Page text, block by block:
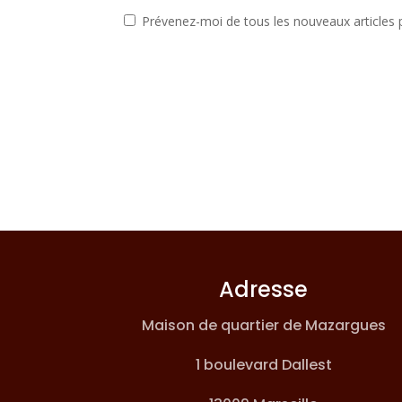
Prévenez-moi de tous les nouveaux articles
Adresse
Maison de quartier de Mazargues
1 boulevard Dallest